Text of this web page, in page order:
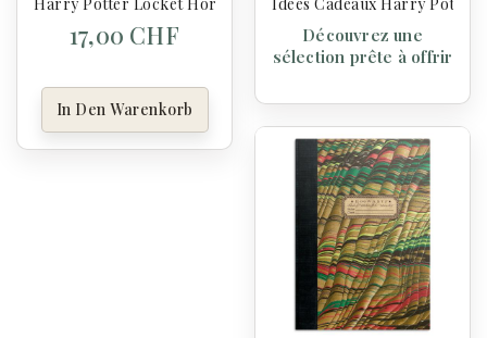
17,00 CHF
In Den Warenkorb
Découvrez une
sélection prête à offrir